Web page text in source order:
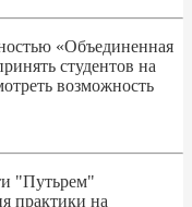
«Объединенная
студентов на
возможность
"Путьрем"
практики на